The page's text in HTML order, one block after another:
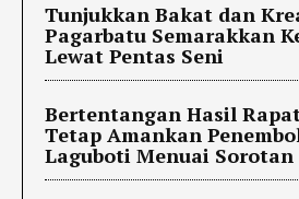
Tunjukkan Bakat dan
Pagarbatu Semarakkan
Lewat Pentas Seni
Bertentangan Hasil
Tetap Amankan
Laguboti Menuai Sorotan